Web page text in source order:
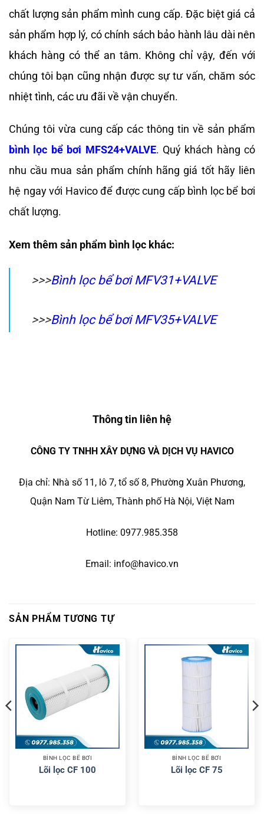
chất lượng sản phẩm mình cung cấp. Đặc biệt giá cả
sản phẩm hợp lý, có chính sách bảo hành lâu dài nên
khách hàng có thể an tâm. Không chỉ vậy, đến với
chúng tôi bạn cũng nhận được sự tư vấn, chăm sóc
nhiệt tình, các ưu đãi về vận chuyển.
Chúng tôi vừa cung cấp các thông tin về sản phẩm
bình lọc bể bơi MFS24+VALVE. Quý khách hàng có
nhu cầu mua sản phẩm chính hãng giá tốt hãy liên
hệ ngay với Havico để được cung cấp bình lọc bể bơi
chất lượng.
Xem thêm sản phẩm bình lọc khác:
>>>Bình lọc bể bơi MFV31+VALVE
>>>Bình lọc bể bơi MFV35+VALVE
Thông tin liên hệ
CÔNG TY TNHH XÂY DỰNG VÀ DỊCH VỤ HAVICO
Địa chỉ: Nhà số 11, lô 7, tổ số 8, Phường Xuân Phương,
Quận Nam Từ Liêm, Thành phố Hà Nội, Việt Nam
Hotline: 0977.985.358
Email: info@havico.vn
SẢN PHẨM TƯƠNG TỰ
BÌNH LỌC BỂ BƠI
Lõi lọc CF 100
BÌNH LỌC BỂ BƠI
Lõi lọc CF 75